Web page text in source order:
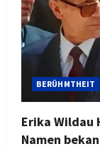
BERÜHMTHEIT
Erika Wildau
Namen